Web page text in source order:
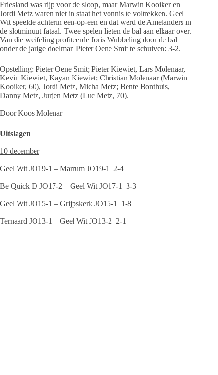
Friesland was rijp voor de sloop, maar Marwin Kooiker en
Jordi Metz waren niet in staat het vonnis te voltrekken. Geel
Wit speelde achterin een-op-een en dat werd de Amelanders in
de slotminuut fataal. Twee spelen lieten de bal aan elkaar over.
Van die weifeling profiteerde Joris Wubbeling door de bal
onder de jarige doelman Pieter Oene Smit te schuiven: 3-2.
Opstelling: Pieter Oene Smit; Pieter Kiewiet, Lars Molenaar,
Kevin Kiewiet, Kayan Kiewiet; Christian Molenaar (Marwin
Kooiker, 60), Jordi Metz, Micha Metz; Bente Bonthuis,
Danny Metz, Jurjen Metz (Luc Metz, 70).
Door Koos Molenar
Uitslagen
10 december
Geel Wit JO19-1 – Marrum JO19-1 2-4
Be Quick D JO17-2 – Geel Wit JO17-1 3-3
Geel Wit JO15-1 – Grijpskerk JO15-1 1-8
Ternaard JO13-1 – Geel Wit JO13-2 2-1